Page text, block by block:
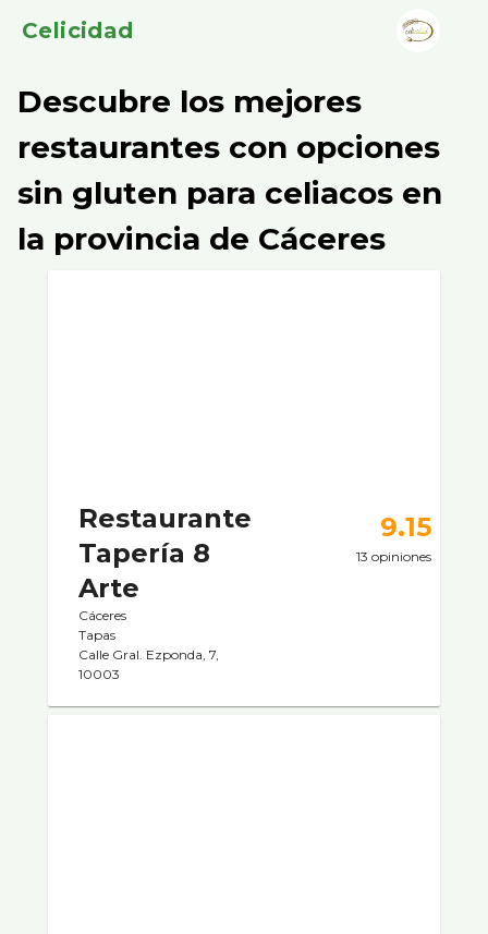
Celicidad
Descubre los mejores
restaurantes con opciones
sin gluten para celiacos en
la provincia de Cáceres
Restaurante
Tapería 8
Arte
Cáceres
Tapas
Calle Gral. Ezponda, 7,
10003
9.15
13 opiniones